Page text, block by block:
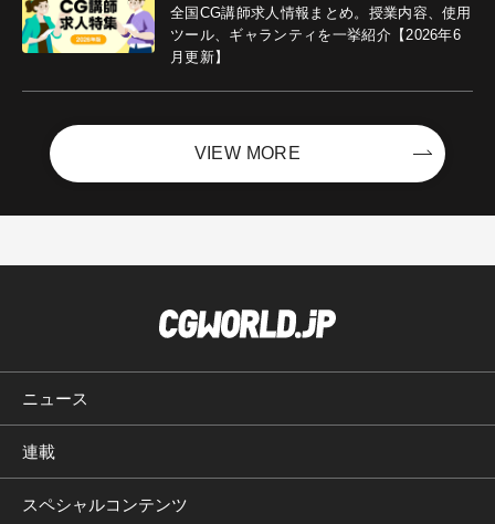
全国CG講師求人情報まとめ。授業内容、使用
ツール、ギャランティを一挙紹介【2026年6
月更新】
VIEW MORE
ニュース
連載
スペシャルコンテンツ